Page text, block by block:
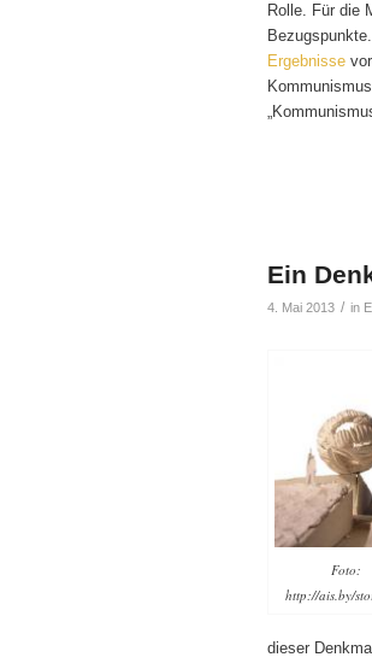
Rolle. Für die
Ergebnisse
Ein
4. Mai 2013 / in
Foto:
http://ais.by/
dieser